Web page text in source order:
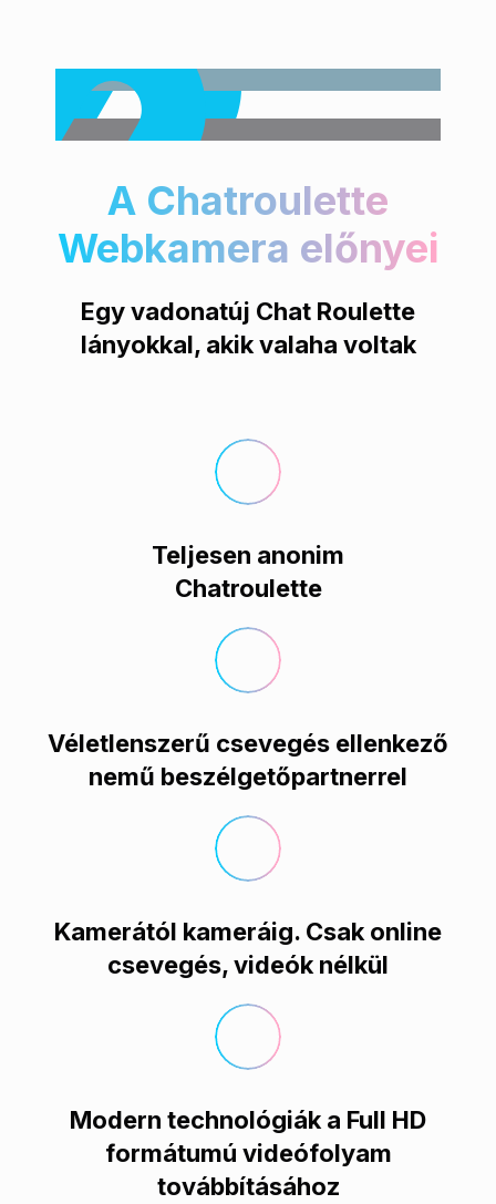
A Chatroulette
Webkamera előnyei
Egy vadonatúj Chat Roulette
lányokkal, akik valaha voltak
Teljesen anonim
Chatroulette
Véletlenszerű csevegés ellenkező
nemű beszélgetőpartnerrel
Kamerától kameráig. Csak online
csevegés, videók nélkül
Modern technológiák a Full HD
formátumú videófolyam
továbbításához